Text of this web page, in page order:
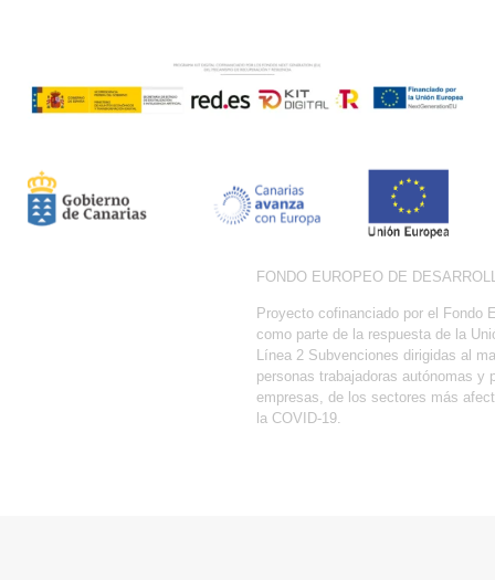
FONDO EUROPEO DE DESARROLLO REGIONAL
Proyecto cofinanciado por el Fondo Europeo de Desarrollo Regional
como parte de la respuesta de la Unión a la pandemia de COVID-19:
Línea 2 Subvenciones dirigidas al mantenimiento de la actividad de
personas trabajadoras autónomas y pequeñas y medianas
empresas, de los sectores más afectados por la crisis derivada de